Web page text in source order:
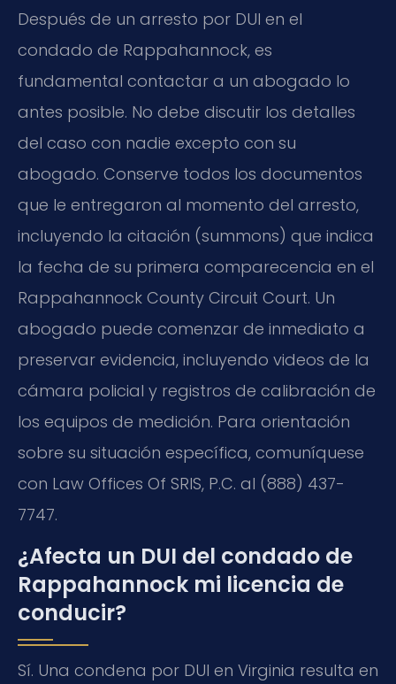
Después de un arresto por DUI en el
condado de Rappahannock, es
fundamental contactar a un abogado lo
antes posible. No debe discutir los detalles
del caso con nadie excepto con su
abogado. Conserve todos los documentos
que le entregaron al momento del arresto,
incluyendo la citación (summons) que indica
la fecha de su primera comparecencia en el
Rappahannock County Circuit Court. Un
abogado puede comenzar de inmediato a
preservar evidencia, incluyendo videos de la
cámara policial y registros de calibración de
los equipos de medición. Para orientación
sobre su situación específica, comuníquese
con Law Offices Of SRIS, P.C. al (888) 437-
7747.
¿Afecta un DUI del condado de
Rappahannock mi licencia de
conducir?
Sí. Una condena por DUI en Virginia resulta en